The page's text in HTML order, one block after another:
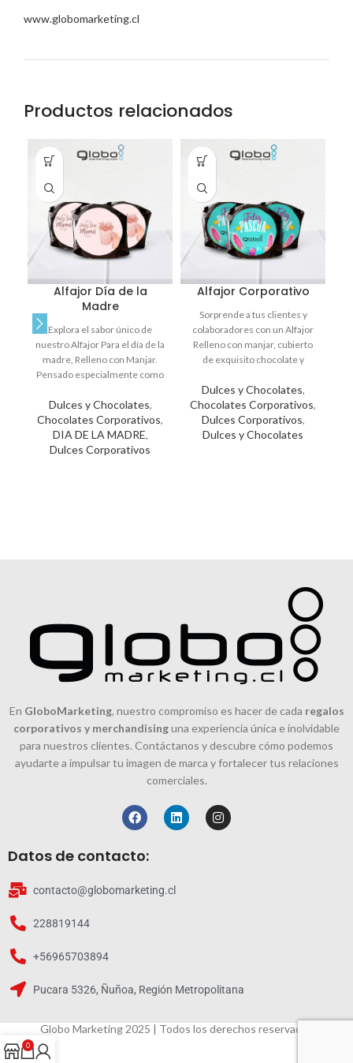
www.globomarketing.cl
Productos relacionados
Alfajor Día de la
Madre
Dulces y Chocolates,
Chocolates Corporativos,
DIA DE LA MADRE,
Dulces Corporativos
Explora el sabor único de
nuestro Alfajor Para el día de la
madre, Relleno con Manjar.
Pensado especialmente como
clientes y colaboradores.
Alfajor Corporativo
Dulces y Chocolates,
Chocolates Corporativos,
Dulces Corporativos,
Dulces y Chocolates
Sorprende a tus clientes y
colaboradores con un Alfajor
Relleno con manjar, cubierto
de exquisito chocolate y
empresa. Un detalle dulce que
deja huella.
En GloboMarketing, nuestro compromiso es hacer de cada regalos
corporativos y merchandisinguna experiencia única e inolvidable
para nuestros clientes. Contáctanos y descubre cómo podemos
ayudarte a impulsar tu imagen de marca y fortalecer tus relaciones
comerciales.
Datos de contacto:
contacto@globomarketing.cl
228819144
+56965703894
Pucara 5326, Ñuñoa, Región Metropolitana
Globo Marketing 2025 | Todos los derechos reservados
0